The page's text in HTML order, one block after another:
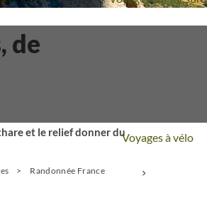
Voyages à vélo
de
et le relief donner du
Randonnée France